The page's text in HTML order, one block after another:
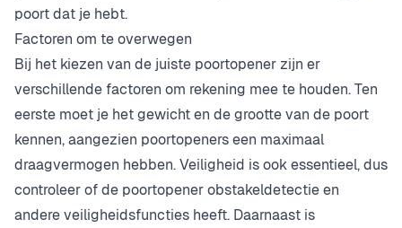
poort dat je hebt.
Factoren om te overwegen
Bij het kiezen van de juiste poortopener zijn er
verschillende factoren om rekening mee te houden. Ten
eerste moet je het gewicht en de grootte van de poort
kennen, aangezien poortopeners een maximaal
draagvermogen hebben. Veiligheid is ook essentieel, dus
controleer of de poortopener obstakeldetectie en
andere veiligheidsfuncties heeft. Daarnaast is